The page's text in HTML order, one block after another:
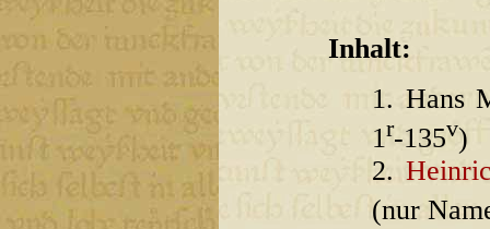
Inhalt:
1. Hans
1r-135v)
2.
(nur